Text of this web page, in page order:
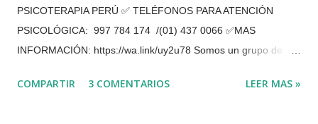
PSICOTERAPIA PERÚ ✅ TELÉFONOS PARA ATENCIÓN
PSICOLÓGICA: 997 784 174 /(01) 437 0066 ✅MAS
INFORMACIÓN: https://wa.link/uy2u78 Somos un grupo de
psicológicas y evaluaciones en nuestro consultorio en San
COMPARTIR 3 COMENTARIOS LEER MAS »